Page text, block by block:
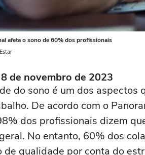
afeta o sono de 60% dos profissionais
de novembro de 2023
do sono é um dos
De acordo com o
dos profissionais dizem
No entanto, 60% dos
de qualidade por conta do